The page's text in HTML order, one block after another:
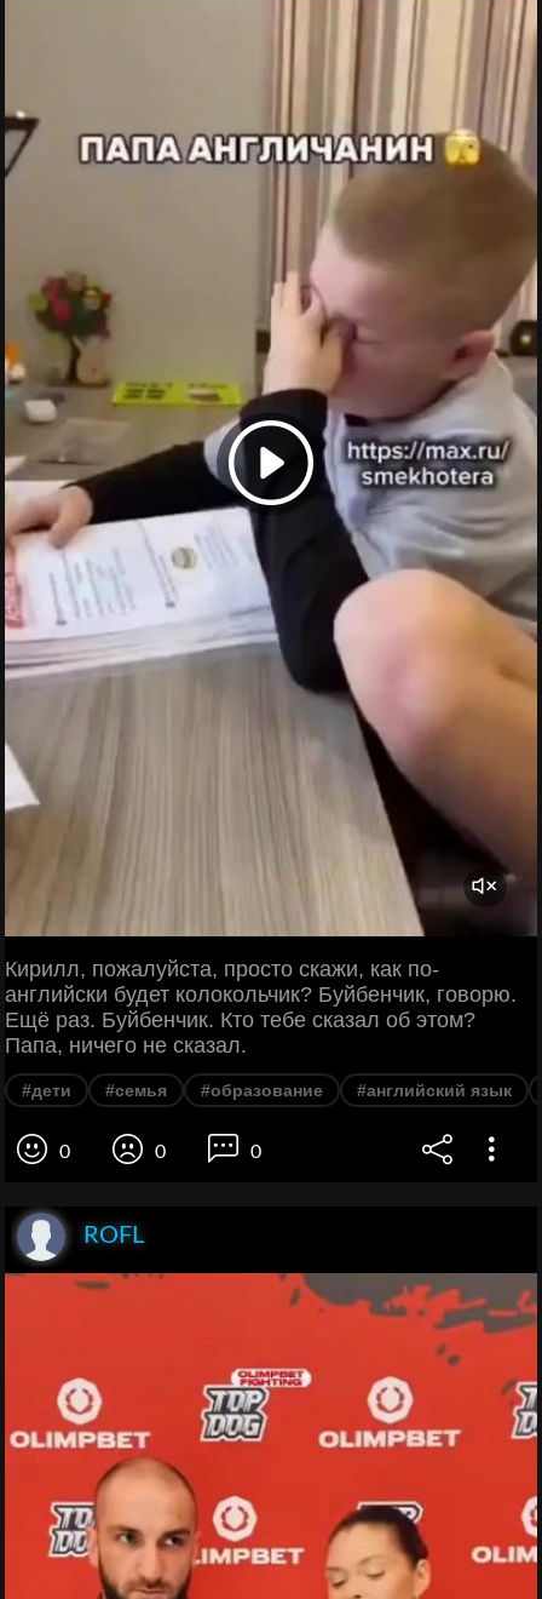
Кирилл, пожалуйста, просто скажи, как по-
английски будет колокольчик? Буйбенчик, говорю.
Ещё раз. Буйбенчик. Кто тебе сказал об этом?
Папа, ничего не сказал.
#дети #семья #образование #английский язык
0 0 0
ROFL